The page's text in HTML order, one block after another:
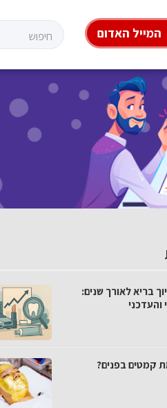
המייל האדום
בריא לאורך שנים:
קמטים בפנים?